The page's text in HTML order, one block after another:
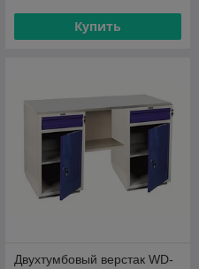
Купить
Двухтумбовый верстак WD-